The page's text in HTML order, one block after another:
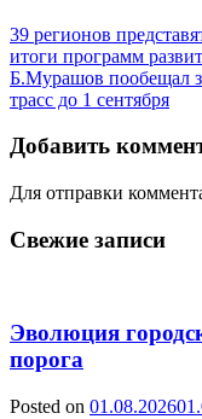
39 регионов
итоги программ
Б.Мурашов пообещал
трасс до 1 сентября
Добавить
Для отправки
Свежие записи
Эволюция
порога
Posted on 01.08.2026